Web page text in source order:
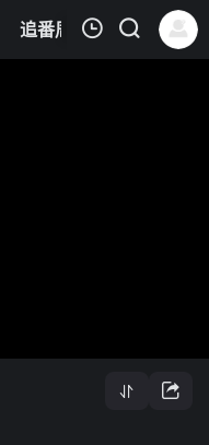
追番周表 今日更新
0